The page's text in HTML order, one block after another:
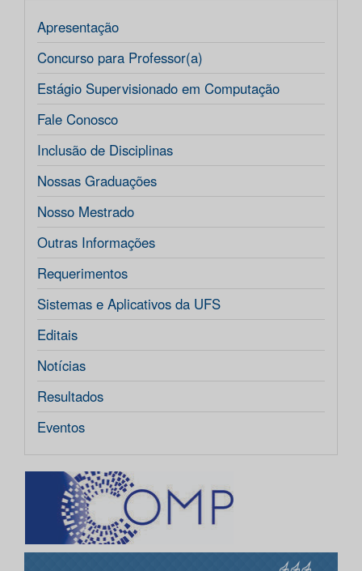
Apresentação
Concurso para Professor(a)
Estágio Supervisionado em Computação
Fale Conosco
Inclusão de Disciplinas
Nossas Graduações
Nosso Mestrado
Outras Informações
Requerimentos
Sistemas e Aplicativos da UFS
Editais
Notícias
Resultados
Eventos